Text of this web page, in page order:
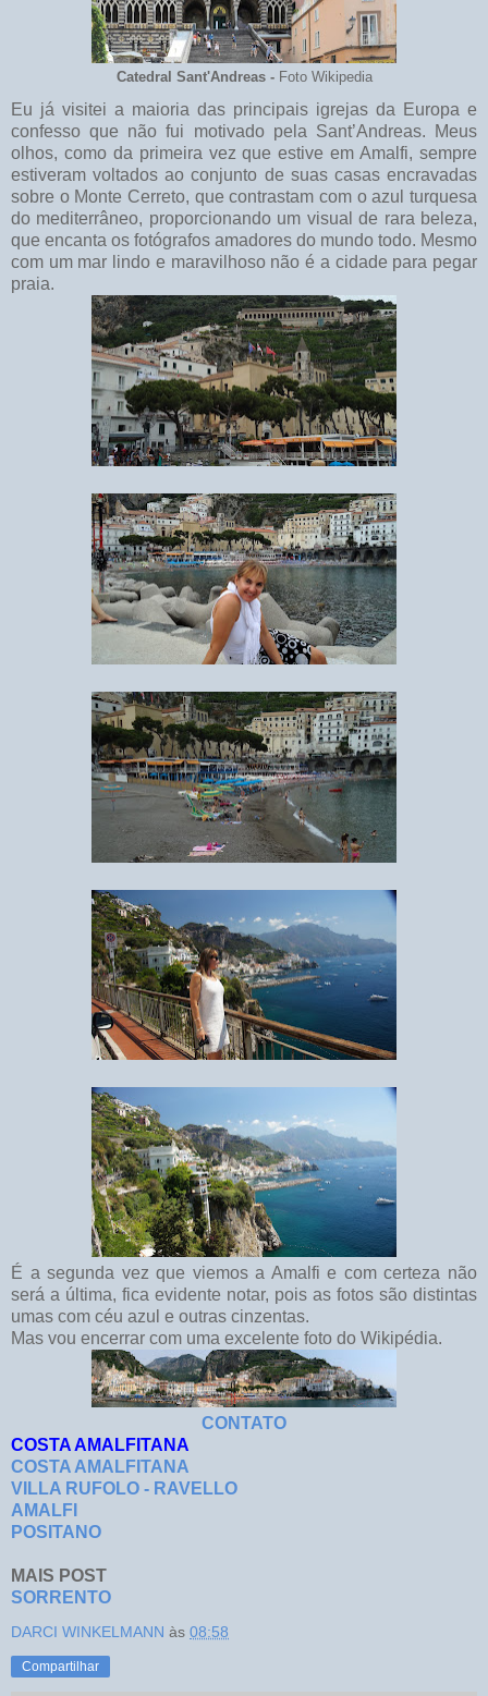
Catedral Sant'Andreas - Foto Wikipedia
Eu já visitei a maioria das principais igrejas da Europa e
confesso que não fui motivado pela Sant’Andreas. Meus
olhos, como da primeira vez que estive em Amalfi, sempre
estiveram voltados ao conjunto de suas casas encravadas
sobre o Monte Cerreto, que contrastam com o azul turquesa
do mediterrâneo, proporcionando um visual de rara beleza,
que encanta os fotógrafos amadores do mundo todo. Mesmo
com um mar lindo e maravilhoso não é a cidade para pegar
praia.
É a segunda vez que viemos a Amalfi e com certeza não
será a última, fica evidente notar, pois as fotos são distintas
umas com céu azul e outras cinzentas.
Mas vou encerrar com uma excelente foto do Wikipédia.
CONTATO
COSTA AMALFITANA
COSTA AMALFITANA
VILLA RUFOLO - RAVELLO
AMALFI
POSITANO
MAIS POST
SORRENTO
DARCI WINKELMANN às 08:58
Compartilhar